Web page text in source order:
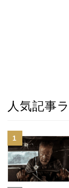
人気記事